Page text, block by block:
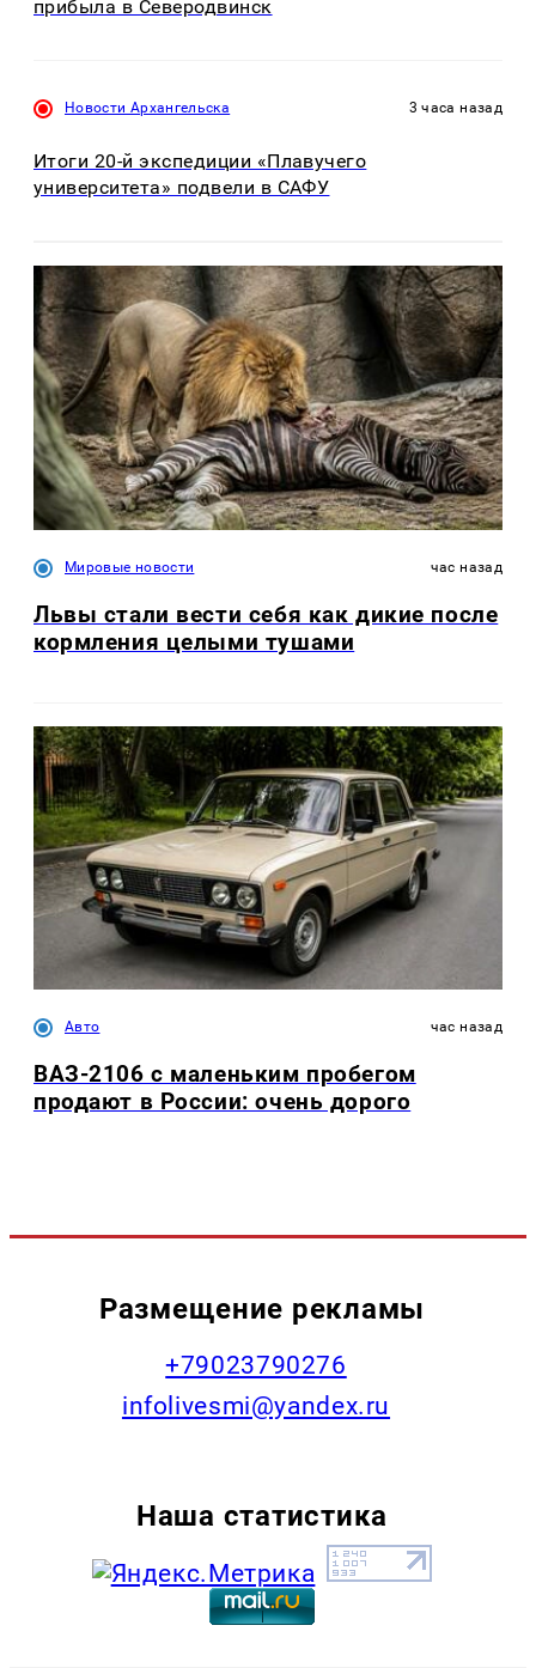
прибыла в Северодвинск
Новости Архангельска 3 часа назад
Итоги 20-й экспедиции «Плавучего
университета» подвели в САФУ
Мировые новости час назад
Львы стали вести себя как дикие после
кормления целыми тушами
Авто час назад
ВАЗ-2106 с маленьким пробегом
продают в России: очень дорого
Размещение рекламы
+79023790276
infolivesmi@yandex.ru
Наша статистика